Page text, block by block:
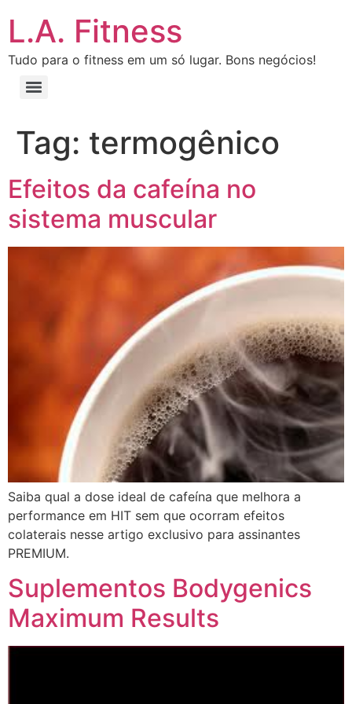
L.A. Fitness
Tudo para o fitness em um só lugar. Bons negócios!
Tag: termogênico
Efeitos da cafeína no
sistema muscular
Saiba qual a dose ideal de cafeína que melhora a
performance em HIT sem que ocorram efeitos
colaterais nesse artigo exclusivo para assinantes
PREMIUM.
Suplementos Bodygenics
Maximum Results